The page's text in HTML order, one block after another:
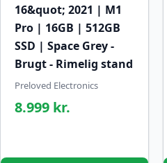
16&quot; 2021 | M1
Pro | 16GB | 512GB
SSD | Space Grey -
Brugt - Rimelig stand
Preloved Electronics
8.999 kr.